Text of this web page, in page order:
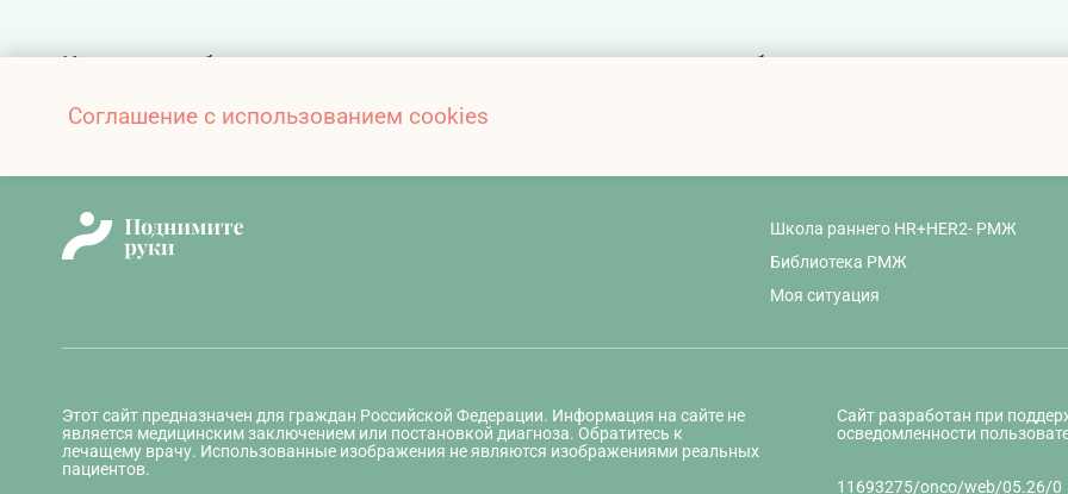
Как помочь близкому в период проведения химиотерапии: общие вопросы
Школа раннего HR+HER2- РМЖ
Библиотека РМЖ
Моя ситуация
Этот сайт предназначен для граждан Российской Федерации. Информация на сайте не
является медицинским заключением или постановкой диагноза. Обратитесь к
лечащему врачу. Использованные изображения не являются изображениями реальных
пациентов.
Сайт разработан при
осведомленности
11693275/onco/web/05.26/0
Соглашение с использованием cookies